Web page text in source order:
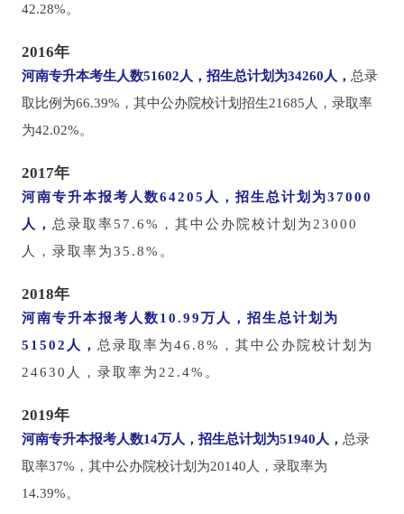
42.28%。
2016年
河南专升本考生人数51602人， 招生总计划为34260人， 总录
取比例为66.39%，其中公办院校计划招生21685人，录取率
为42.02%。
2017年
河南专升本报考人数64205人， 招生总计划为37000
人， 总录取率57.6%，其中公办院校计划为23000
人，录取率为35.8%。
2018年
河南专升本报考人数10.99万人， 招生总计划为
51502人， 总录取率为46.8%，其中公办院校计划为
24630人，录取率为22.4%。
2019年
河南专升本报考人数14万人， 招生总计划为51940人， 总录
取率37%，其中公办院校计划为20140人，录取率为
14.39%。